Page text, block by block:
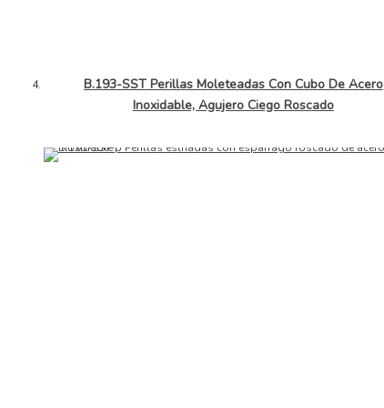
B.193-SST Perillas Moleteadas Con Cubo De Acero
Inoxidable, Agujero Ciego Roscado